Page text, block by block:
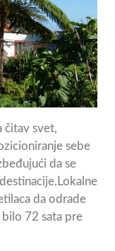
čitav svet,
sebe
da se
da odrade
72 sata pre